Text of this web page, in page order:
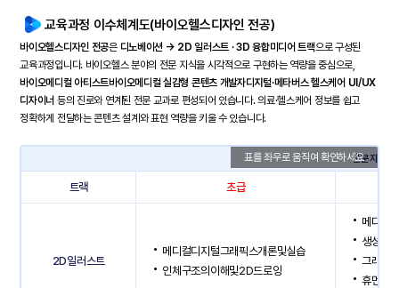
교육과정 이수체계도(바이오헬스디자인 전공)
바이오헬스디자인 전공은 디노베이션 → 2D 일러스트 · 3D 융합미디어 트랙으로 구성된
교육과정입니다. 바이오헬스 분야의 전문 지식을 시각적으로 구현하는 역량을 중심으로,
바이오메디컬 아티스트바이오메디컬 실감형 콘텐츠 개발자디지털·메타버스 헬스케어 UI/UX
디자이너 등의 진로와 연계된 전문 교과로 편성되어 있습니다. 의료·헬스케어 정보를 쉽고
정확하게 전달하는 콘텐츠 설계와 표현 역량을 키울 수 있습니다.
전문지식과
트랙 초급
2D일러스트
메디컬디지털그래픽스개론및실습
인체구조의이해및2D드로잉
메디컬
생성형
그래픽
휴먼컴